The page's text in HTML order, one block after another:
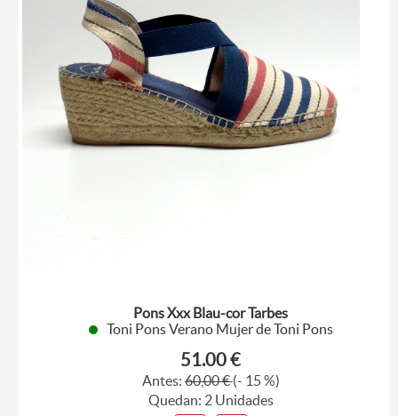
Pons Xxx Blau-cor Tarbes
Toni Pons Verano Mujer de Toni Pons
51.00 €
Antes:60,00 €(- 15 %)
Quedan: 2 Unidades